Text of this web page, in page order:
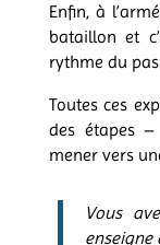
Enfin, à
bataillon et
rythme du
Toutes ces
des étapes
mener vers
Vous
enseigne